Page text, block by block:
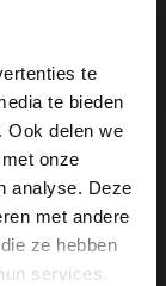
te
te bieden
Ook delen we
onze
analyse. Deze
met andere
ze hebben
services.
×
Would